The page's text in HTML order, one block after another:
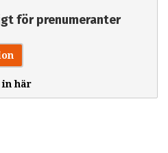
för prenumeranter
in här